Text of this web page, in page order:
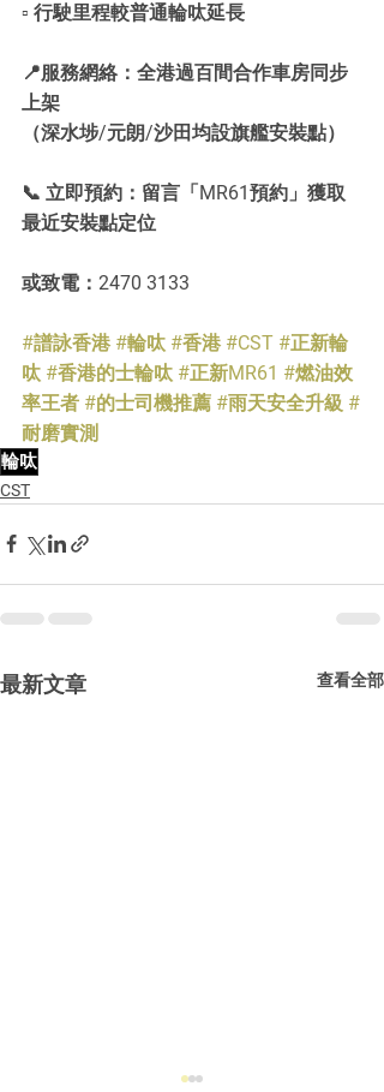
▫️ 行駛里程較普通輪呔延長
📍服務網絡：全港過百間合作車房同步
上架
（深水埗/元朗/沙田均設旗艦安裝點）
📞 立即預約：留言「MR61預約」獲取
最近安裝點定位
或致電：2470 3133
#譜詠香港 #輪呔 #香港 #CST #正新輪
呔 #香港的士輪呔 #正新MR61 #燃油效
率王者 #的士司機推薦 #雨天安全升級 #
耐磨實測
輪呔
CST
最新文章 查看全部